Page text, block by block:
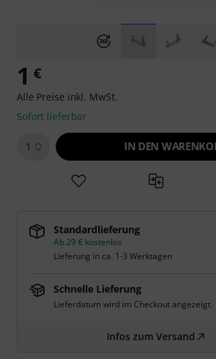
1 €
Alle Preise inkl. MwSt.
Sofort lieferbar
1 IN DEN
Standardlieferung
Ab 29 € kostenlos
Lieferung in ca. 1-3 Werktagen
Schnelle Lieferung
Lieferdatum wird im Checkout angezeigt.
Infos zum Versand